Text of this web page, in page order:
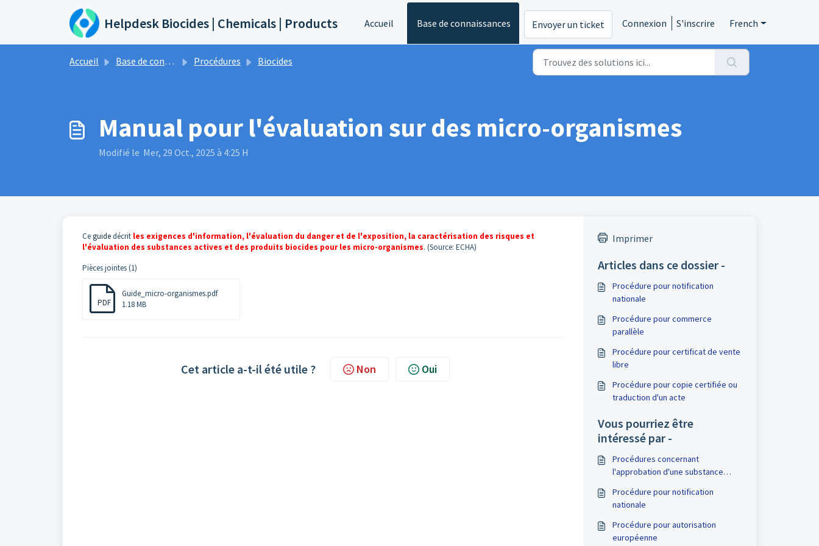
Passer au contenu principal
Helpdesk Biocides | Chemicals | Products Accueil Base de connaissances Envoyer un ticket Connexion S'inscrire French
Accueil Base de connaissances Procédures Biocides
Manual pour l'évaluation sur des micro-organismes
Modifié le Mer, 29 Oct., 2025 à 4:25 H
Ceguidedécrit les exigences d'information, l'évaluation du danger et de l'exposition, la caractérisation des risques et
l'évaluation des substances actives et des produits biocides pour les micro-organismes. (Source: ECHA)
Pièces jointes (1)
PDF
Guide_micro-organismes.pdf
1.18 MB
Cet article a-t-il été utile ? Non Oui
Imprimer
Articles dans ce dossier -
Procédure pour notification
nationale
Procédure pour commerce
parallèle
Procédure pour certificat de vente
libre
Procédure pour copie certifiée ou
traduction d'un acte
Vous pourriez être
intéressé par -
Procédures concernant
l'approbation d'une substance
Procédure pour notification
nationale
Procédure pour autorisation
européenne